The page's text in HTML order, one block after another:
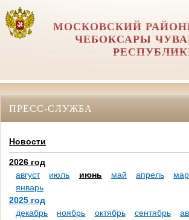
МОСКОВСКИЙ
ЧЕБОКСАРЫ
ПРЕСС-СЛУЖБА
Новости
2026 год
август
июль июнь май апрель
январь
2025 год
декабрь
ноябрь октябрь сентябрь